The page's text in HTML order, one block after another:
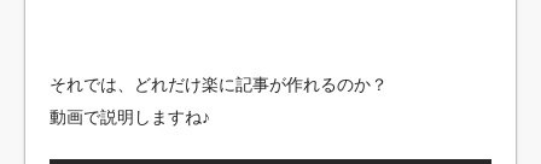
それでは、どれだけ楽に記事が作れるのか？
動画で説明しますね♪